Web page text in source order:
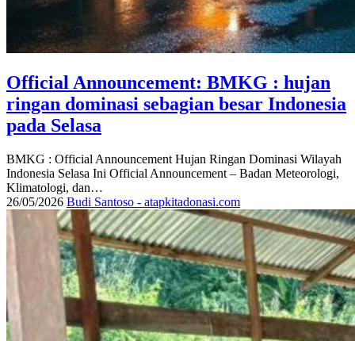
Official Announcement: BMKG : hujan
ringan dominasi sebagian besar Indonesia
pada Selasa
BMKG : Official Announcement Hujan Ringan Dominasi Wilayah
Indonesia Selasa Ini Official Announcement – Badan Meteorologi,
Klimatologi, dan…
26/05/2026 Budi Santoso - atapkitadonasi.com